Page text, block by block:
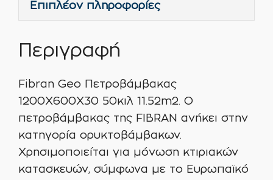
Επιπλέον πληροφορίες
Περιγραφή
Fibran Geo Πετροβάμβακας
1200Χ600Χ30 50κιλ 11.52m2. Ο
πετροβάμβακας της FIBRAN ανήκει στην
κατηγορία ορυκτοβάμβακων.
Χρησιμοποιείται για μόνωση κτιριακών
κατασκευών, σύμφωνα με το Ευρωπαϊκό